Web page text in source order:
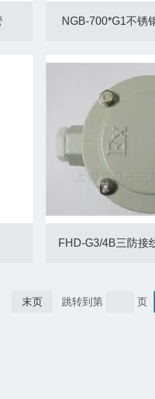
NGB-700*G1不锈
FHD-G3/4B三防接
末页 跳转到第 页